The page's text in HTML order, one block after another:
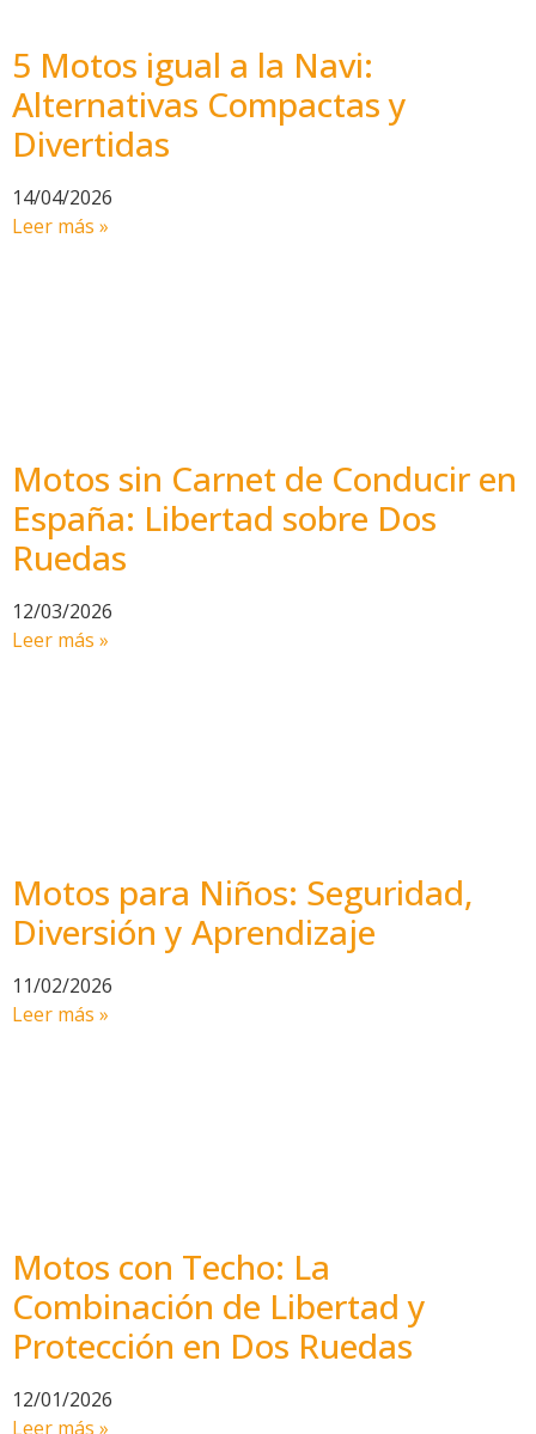
5 Motos igual a la Navi:
Alternativas Compactas y
Divertidas
14/04/2026
Leer más »
Motos sin Carnet de Conducir en
España: Libertad sobre Dos
Ruedas
12/03/2026
Leer más »
Motos para Niños: Seguridad,
Diversión y Aprendizaje
11/02/2026
Leer más »
Motos con Techo: La
Combinación de Libertad y
Protección en Dos Ruedas
12/01/2026
Leer más »